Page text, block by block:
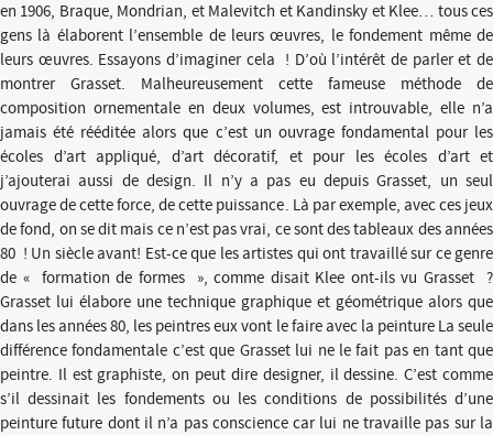
en 1906, Braque, Mondrian, et Malevitch et Kandinsky et Klee… tous ces
gens là élaborent l’ensemble de leurs œuvres, le fondement même de
leurs œuvres. Essayons d’imaginer cela ! D’où l’intérêt de parler et de
montrer Grasset. Malheureusement cette fameuse méthode de
composition ornementale en deux volumes, est introuvable, elle n’a
jamais été rééditée alors que c’est un ouvrage fondamental pour les
écoles d’art appliqué, d’art décoratif, et pour les écoles d’art et
j’ajouterai aussi de design. Il n’y a pas eu depuis Grasset, un seul
ouvrage de cette force, de cette puissance. Là par exemple, avec ces jeux
de fond, on se dit mais ce n’est pas vrai, ce sont des tableaux des années
80 ! Un siècle avant! Est-ce que les artistes qui ont travaillé sur ce genre
de « formation de formes », comme disait Klee ont-ils vu Grasset ?
Grasset lui élabore une technique graphique et géométrique alors que
dans les années 80, les peintres eux vont le faire avec la peinture La seule
différence fondamentale c’est que Grasset lui ne le fait pas en tant que
peintre. Il est graphiste, on peut dire designer, il dessine. C’est comme
s’il dessinait les fondements ou les conditions de possibilités d’une
peinture future dont il n’a pas conscience car lui ne travaille pas sur la